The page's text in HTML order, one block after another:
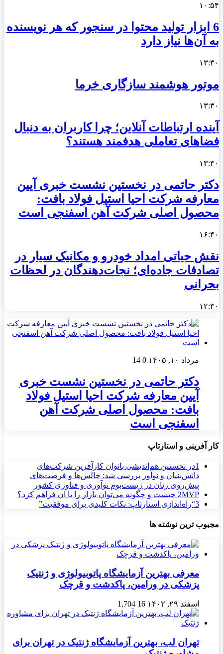
۱۰:۵۴
6 ابزار تولید محتوا در سنجور که هر نویسنده
به آن‌ها نیاز دارد
۱۳:۳۰
موتور هوشمند سازگاری خرما
۱۳:۳۰
آینده ارتباطات آنلاین؛ چرا کاربران به دنبال
فضاهای تعاملی هدفمند هستند؟
۱۳:۳۰
دکتر حاتمی در نخستین نشست خبری آیین
معارفه شرکت احیا استیل فولاد بافت:
محصول اصلی شرکت آهن اسفنجی است
۱۶:۴۰
نقش حیاتی امداد خودرو و مکانیک سیار در
تصادفات جاده‌ای؛ نجات‌دهندگان در لحظات
بحرانی
۱۲:۳۰
مرداد ۱۰, ۱۴۰۵ 0
14
دکتر حاتمی در نخستین نشست خبری
آیین معارفه شرکت احیا استیل فولاد
بافت: محصول اصلی شرکت آهن
اسفنجی است
کار آفرینی و استارتاپ
1در نخستین هم‌اندیشی بانوان کارآفرین شرکت‌های
دانش‌بنیان و نوآور بررسی شد: چالش‌ها و فرصت‌های
پیش‌روی زنان در زیست‌بوم نوآوری و فناوری کشور
2MVP چیست و چگونه می‌توان بازار را با آن فراهم کرد؟
3“راه‌اندازی استارتاپ: نکات کلیدی برای موفقیت”
مجبوب ترین نوشته ها
معرفی بهترین آزمایشگاه پاتوبیولوژی و ژنتیک
پزشکی در ورامین، پاکدشت و قرچک
اسفند ۲۹, ۱۴۰۲ 16
1,704
تهران لب، بهترین آزمایشگاه ژنتیک در تهران برای